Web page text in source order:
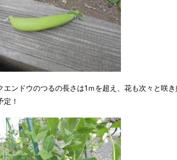
エンドウのつるの長さは1ｍを超え、花も次々と咲
定！